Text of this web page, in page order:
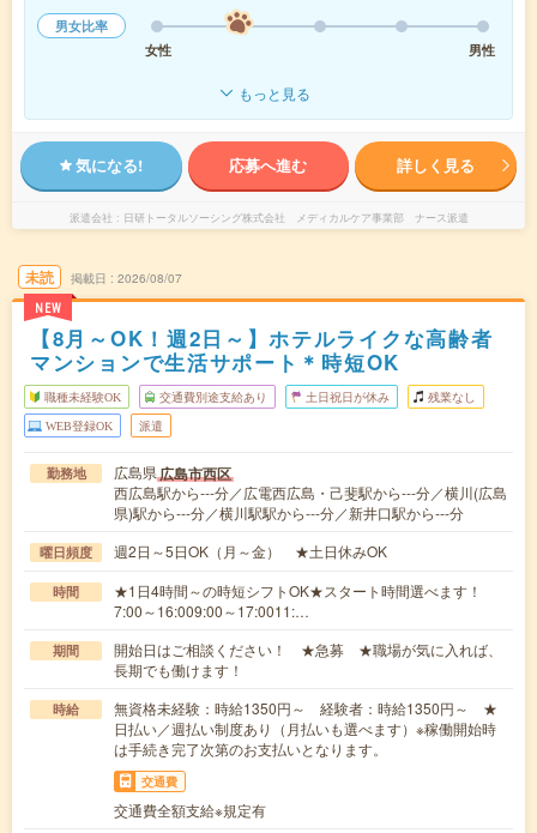
男女比率
女性
男性
もっと見る
気になる! 応募へ進む 詳しく見る
派遣会社 日研トータルソーシング株式会社 メディカルケア事業部 ナース派遣
未読
NEW
掲載日 2026/08/07
【8月～OK！週2日～】ホテルライクな高齢者
マンションで生活サポート＊時短OK
職種未経験OK 交通費別途支給あり 土日祝日が休み 残業なし
WEB登録OK 派遣
勤務地 広島県広島市西区
西広島駅から---分／広電西広島・己斐駅から---分／横川(広島
県)駅から---分／横川駅駅から---分／新井口駅から---分
曜日頻度 週2日～5日OK（月～金） ★土日休みOK
時間
★1日4時間～の時短シフトOK★スタート時間選べます！
7:00～16:009:00～17:0011:…
期間
開始日はご相談ください！ ★急募 ★職場が気に入れば、
長期でも働けます！
時給
無資格未経験：時給1350円～ 経験者：時給1350円～ ★
日払い／週払い制度あり（月払いも選べます）※稼働開始時
は手続き完了次第のお支払いとなります。
交通費
交通費全額支給※規定有